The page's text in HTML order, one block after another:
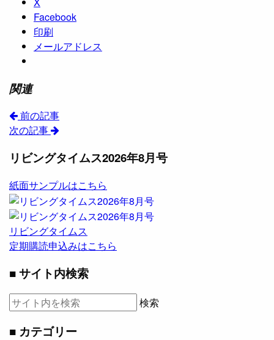
Facebook
印刷
メールアドレス
関連
前の記事
次の記事
リビングタイムス2026年8月号
紙面サンプルはこちら
リビングタイムス
定期購読申込みはこちら
■ サイト内検索
検索
■ カテゴリー